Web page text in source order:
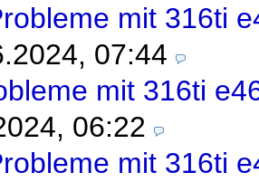
mit 316ti
07:44
mit 316ti
06:22
mit 316ti